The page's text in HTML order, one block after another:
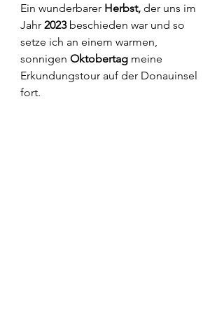
Ein wunderbarer Herbst, der uns im
Jahr 2023 beschieden war und so
setze ich an einem warmen,
sonnigen Oktobertag meine
Erkundungstour auf der Donauinsel
fort.